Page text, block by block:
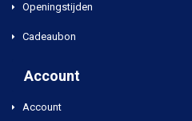
Openingstijden
Cadeaubon
Account
Account